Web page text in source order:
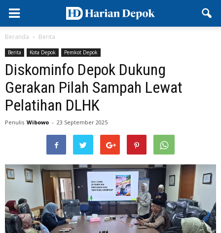
Beranda Berita
Berita Kota Depok Pemkot Depok
Diskominfo Depok Dukung
Gerakan Pilah Sampah Lewat
Pelatihan DLHK
Penulis Wibowo - 23 September 2025